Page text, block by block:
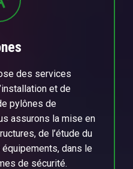
des services
et de
pylônes de
assurons la mise en
de l’étude du
dans le
de sécurité.